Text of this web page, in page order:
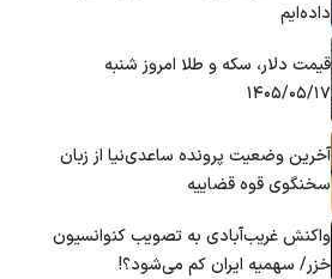
داده‌ایم
قیمت دلار، سکه و طلا امروز شنبه
۱۴۰۵/۰۵/۱۷
آخرین وضعیت پرونده ساعدی‌نیا از زبان
سخنگوی قوه قضاییه
واکنش غریب‌آبادی به تصویب کنوانسیون
خزر/ سهمیه ایران کم می‌شود؟!